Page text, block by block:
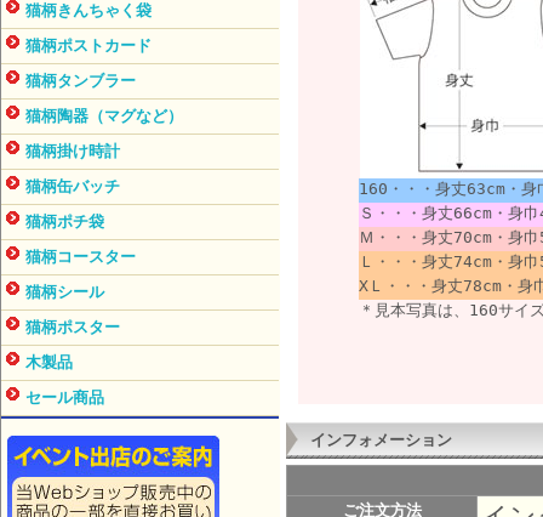
猫柄きんちゃく袋
猫柄ポストカード
猫柄タンブラー
猫柄陶器（マグなど）
猫柄掛け時計
猫柄缶バッチ
猫柄ポチ袋
猫柄コースター
猫柄シール
猫柄ポスター
木製品
セール商品
160・・・身丈63cm・
Ｓ・・・身丈66cm・身
Ｍ・・・身丈70cm・身
Ｌ・・・身丈74cm・身
XＬ・・・身丈78cm・
＊見本写真は、160サイ
インフォメーション
ご注文方法